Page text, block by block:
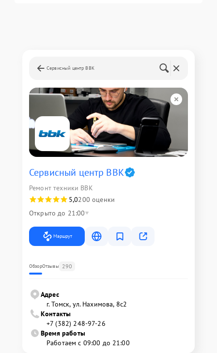
Сервисный центр BBK
Сервисный центр BBK
Ремонт техники BBK
5,0200 оценки
Открыто до 21:00
Маршрут
ОбзорОтзывы 290
Адрес
г. Томск, ул. Нахимова, 8с2
Контакты
+7 (382) 248-97-26
Время работы
Работаем с 09:00 до 21:00